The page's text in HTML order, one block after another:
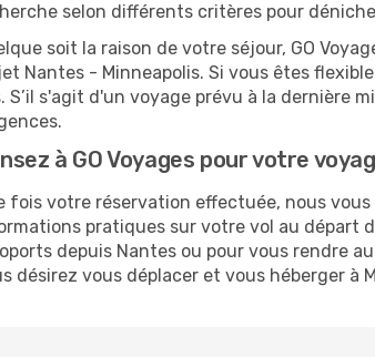
selon différents critères pour
soit la raison de votre séjour, GO
Nantes - Minneapolis. Si vous êtes
S’il s'agit d'un voyage prévu à la dernière
à GO Voyages pour votre
fois votre réservation effectuée, nous
pratiques sur votre vol au départ
depuis Nantes ou pour vous rendre
désirez vous déplacer et vous héberger à